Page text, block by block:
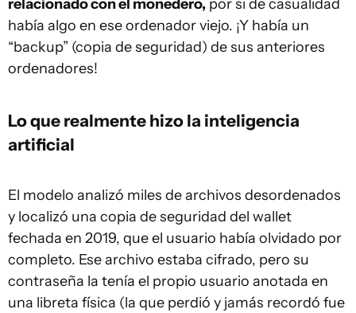
relacionado con el monedero, por si de casualidad
había algo en ese ordenador viejo. ¡Y había un
“backup” (copia de seguridad) de sus anteriores
ordenadores!
Lo que realmente hizo la inteligencia
artificial
El modelo analizó miles de archivos desordenados
y localizó una copia de seguridad del wallet
fechada en 2019, que el usuario había olvidado por
completo. Ese archivo estaba cifrado, pero su
contraseña la tenía el propio usuario anotada en
una libreta física (la que perdió y jamás recordó fue